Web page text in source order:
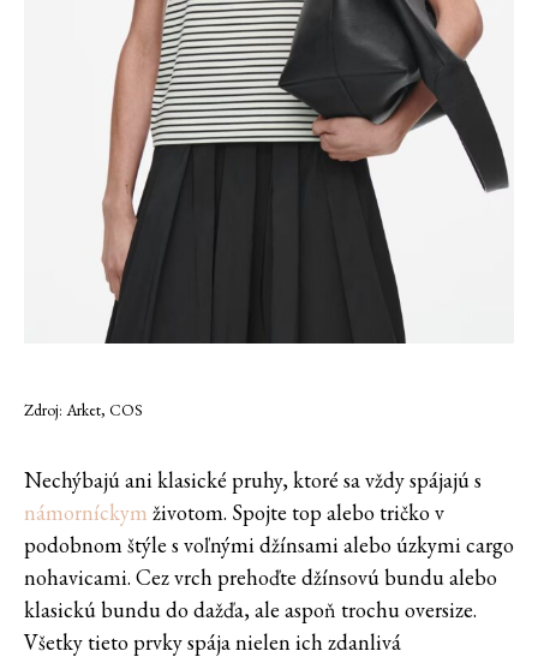
Zdroj: Arket, COS
Nechýbajú ani klasické pruhy, ktoré sa vždy spájajú s
námorníckym životom. Spojte top alebo tričko v
podobnom štýle s voľnými džínsami alebo úzkymi cargo
nohavicami. Cez vrch prehoďte džínsovú bundu alebo
klasickú bundu do dažďa, ale aspoň trochu oversize.
Všetky tieto prvky spája nielen ich zdanlivá